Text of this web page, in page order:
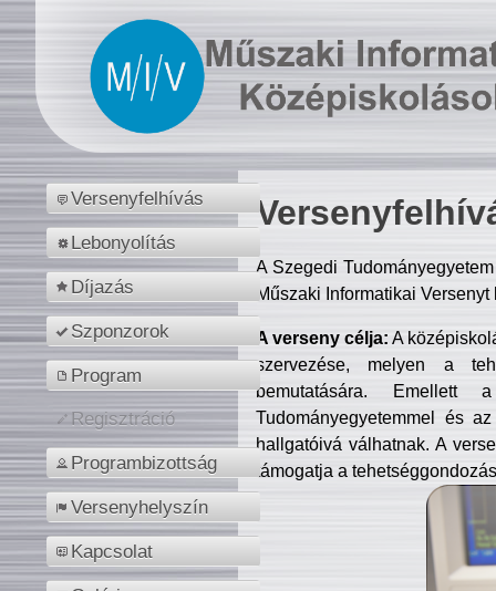
Versenyfelhívás
Lebonyolítás
Díjazás
Szponzorok
Program
Regisztráció
Programbizottság
Versenyhelyszín
Kapcsolat
A Szegedi
Műszaki Informatikai
A verseny célja: A
szervezése, melyen a
bemutatására. Emellett
Tudományegyetemmel és
hallgatóivá válhatnak. A
támogatja a